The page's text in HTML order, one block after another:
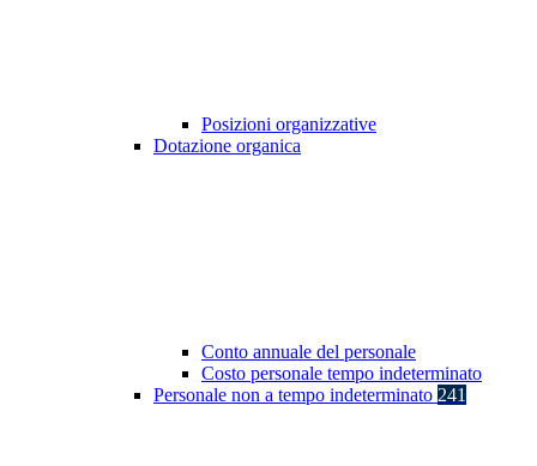
Posizioni organizzative
Dotazione organica
Conto annuale del personale
Costo personale tempo indeterminato
Personale non a tempo indeterminato 241